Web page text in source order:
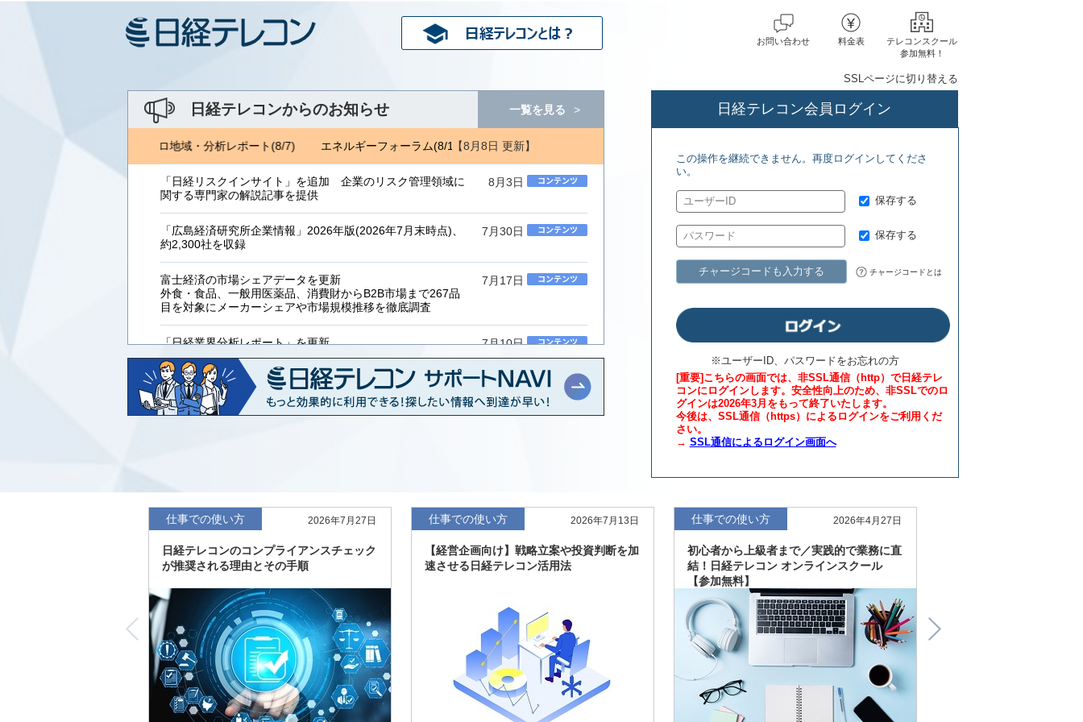
お問い合わせ 料金表
テレコンスクール
参加無料！
日経テレコンからのお知らせ 一覧を見る
【8月8日 更新】
ギーフォーラム(8/1) ジェトロ地域・分析レポート(8/7) エネルギーフォーラム(8/1) ジェトロ地域・分析レポート(8/7)
8月3日
「日経リスクインサイト」を追加 企業のリスク管理領域に
関する専門家の解説記事を提供
7月30日
「広島経済研究所企業情報」2026年版(2026年7月末時点)、
約2,300社を収録
7月17日
富士経済の市場シェアデータを更新
外食・食品、一般用医薬品、消費財からB2B市場まで267品
目を対象にメーカーシェアや市場規模推移を徹底調査
7月10日
「日経業界分析レポート」を更新
「工業用プラスチック製品」「システムインテグレーター」
など20業界の内容を刷新
7月8日
「東洋経済海外進出企業情報」の2026年版、約3万6千社を
収録
「日経POS情報マーケットレポート」の最新版、10～3月実
績の市場動向を速報
度の予想を実施
SSLページに切り替える
日経テレコン会員ログイン
この操作を継続できません。再度ログインしてくださ
い。
保存する
保存する
チャージコードも入力する チャージコードとは
※ユーザーID、パスワードをお忘れの方
[重要]こちらの画面では、非SSL通信（http）で日経テレ
コンにログインします。安全性向上のため、非SSLでのロ
グインは2026年3月をもって終了いたします。
今後は、SSL通信（https）によるログインをご利用くだ
さい。
→ SSL通信によるログイン画面へ
仕事での使い方 2026年7月27日
日経テレコンのコンプライアンスチェック
が推奨される理由とその手順
仕事での使い方 2026年7月13日
【経営企画向け】戦略立案や投資判断を加
速させる日経テレコン活用法
仕事での使い方 2026年4月27日
初心者から上級者まで／実践的で業務に直
結！日経テレコン オンラインスクール
【参加無料】